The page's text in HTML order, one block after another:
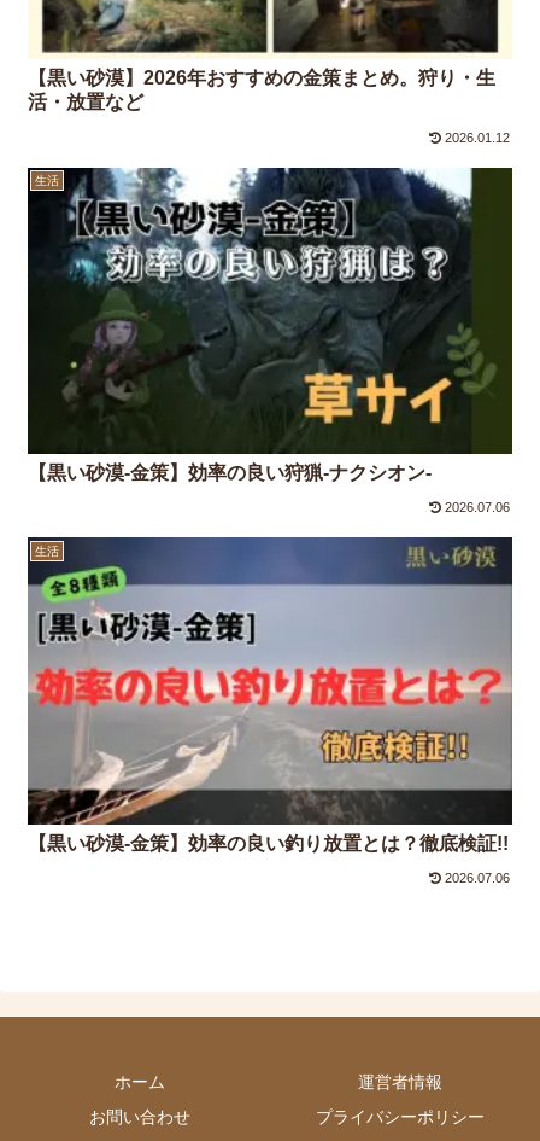
【黒い砂漠】2026年おすすめの金策まとめ。狩り・生
活・放置など
2026.01.12
生活
【黒い砂漠-金策】効率の良い狩猟-ナクシオン-
2026.07.06
生活
【黒い砂漠-金策】効率の良い釣り放置とは？徹底検証!!
2026.07.06
ホーム
運営者情報
お問い合わせ
プライバシーポリシー